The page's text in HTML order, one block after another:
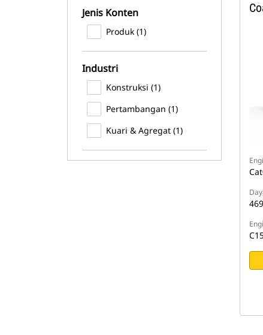
Jenis Konten
Produk (1)
Industri
Konstruksi (1)
Pertambangan (1)
Kuari & Agregat (1)